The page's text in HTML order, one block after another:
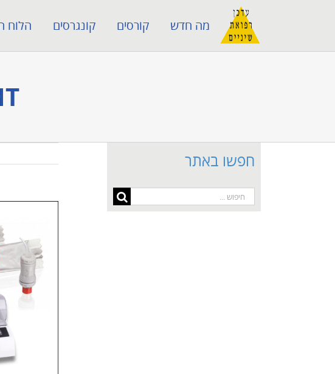
מה חדש קורסים קונגרסים הלוח
חפשו באתר
חיפוש...